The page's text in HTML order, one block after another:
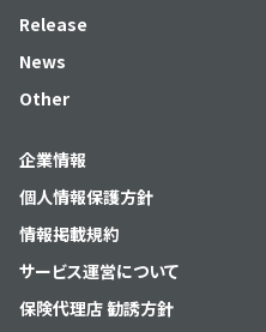
Release
News
Other
企業情報
個人情報保護方針
情報掲載規約
サービス運営について
保険代理店 勧誘方針